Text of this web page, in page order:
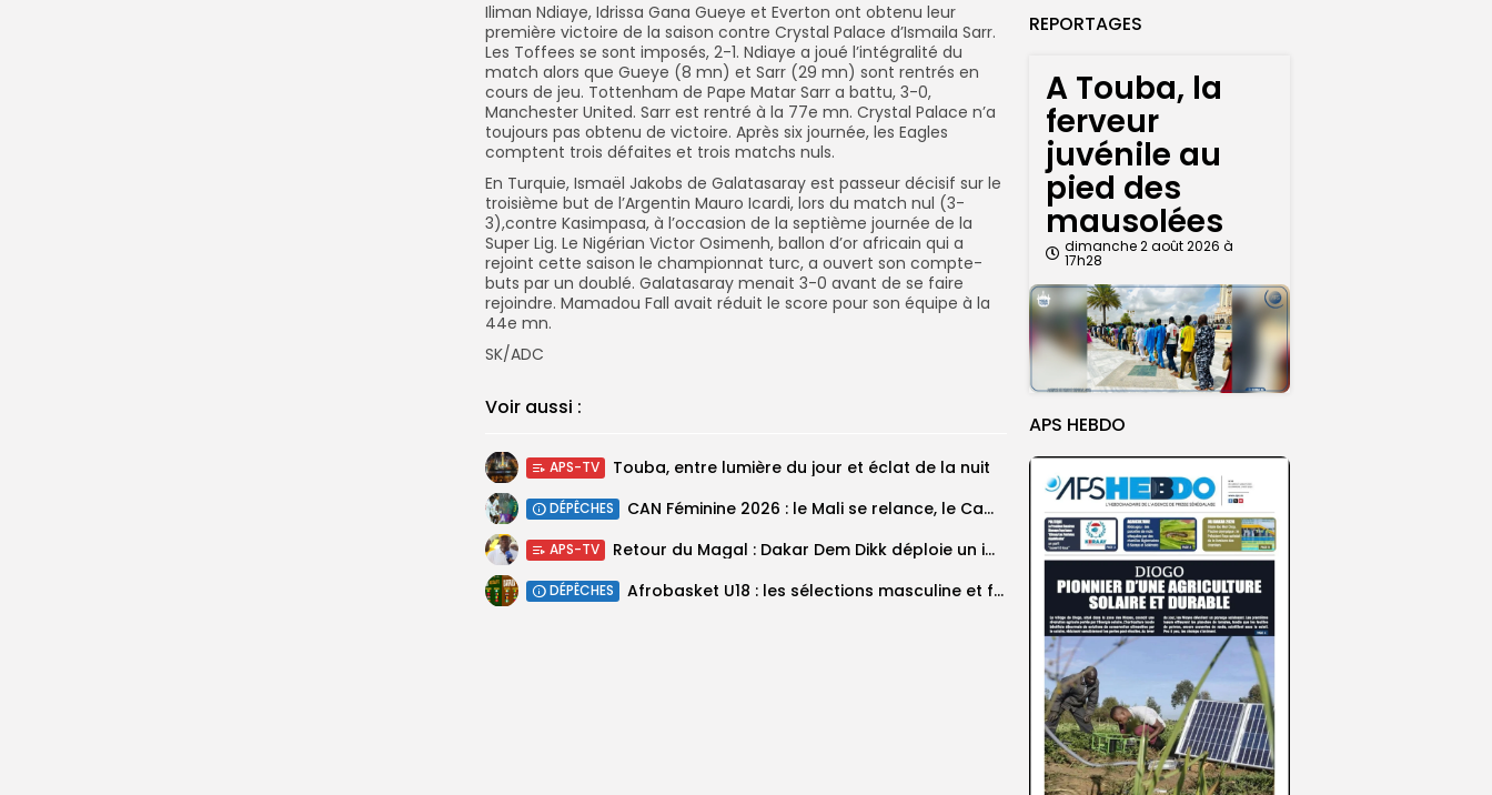
REPORTAGES
A Touba, la
ferveur
juvénile au
pied des
mausolées
dimanche 2 août 2026 à
17h28
APS HEBDO
Iliman Ndiaye, Idrissa Gana Gueye et Everton ont obtenu leur
première victoire de la saison contre Crystal Palace d’Ismaila Sarr.
Les Toffees se sont imposés, 2-1. Ndiaye a joué l’intégralité du
match alors que Gueye (8 mn) et Sarr (29 mn) sont rentrés en
cours de jeu. Tottenham de Pape Matar Sarr a battu, 3-0,
Manchester United. Sarr est rentré à la 77e mn. Crystal Palace n’a
toujours pas obtenu de victoire. Après six journée, les Eagles
comptent trois défaites et trois matchs nuls.
En Turquie, Ismaël Jakobs de Galatasaray est passeur décisif sur le
troisième but de l’Argentin Mauro Icardi, lors du match nul (3-
3),contre Kasimpasa, à l’occasion de la septième journée de la
Super Lig. Le Nigérian Victor Osimenh, ballon d’or africain qui a
rejoint cette saison le championnat turc, a ouvert son compte-
buts par un doublé. Galatasaray menait 3-0 avant de se faire
rejoindre. Mamadou Fall avait réduit le score pour son équipe à la
44e mn.
SK/ADC
Voir aussi :
APS-TV Touba, entre lumière du jour et éclat de la nuit
DÉPÊCHES ‎CAN Féminine 2026 : le Mali se relance, le Cameroun domine le...
APS-TV Retour du Magal : Dakar Dem Dikk déploie un important dispositif pour...
DÉPÊCHES ‎Afrobasket U18 : les sélections masculine et féminine du Sénégal fixées sur...